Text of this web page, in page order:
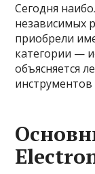
Сегодня
независимых
приобрели
категории —
объясняется